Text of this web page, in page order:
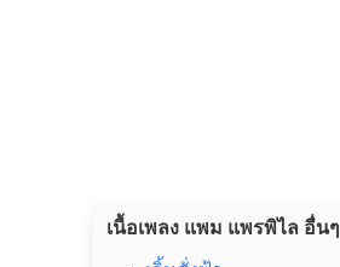
เนื้อเพลง แพม แพรพิไล อื่นๆ